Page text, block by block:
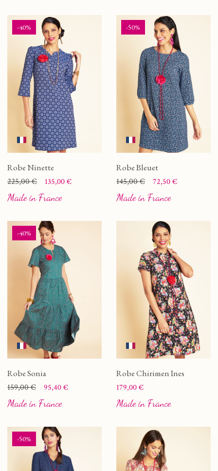
-40%
Robe Ninette
Prix
Prix de base
225,00 € 135,00 €
Made in France
-50%
Robe Bleuet
Prix
Prix de base
145,00 € 72,50 €
Made in France
-40%
Robe Sonia
Prix
Prix de base
159,00 € 95,40 €
Made in France
Robe Chirimen Ines
Prix
179,00 €
Made in France
-50%